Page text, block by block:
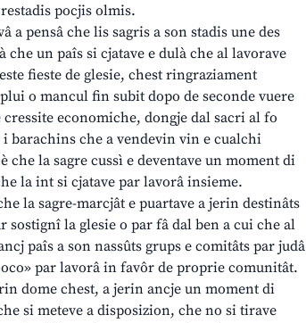
pocjis olmis.
a pensâ che lis sagris a son stadis une des
un paîs si cjatave e dulà che al lavorave
fieste de glesie, chest ringraziament
o mancul fin subit dopo de seconde vuere
economiche, dongje dal sacri al fo
che a vendevin vin e cualchi
la sagre cussì e deventave un moment di
la int si cjatave par lavorâ insieme.
la sagre-marcjât e puartave a jerin destinâts
la glesie o par fâ dal ben a cui che al
paîs a son nassûts grups e comitâts par judâ
par lavorâ in favôr de proprie comunitât.
dome chest, a jerin ancje un moment di
si meteve a disposizion, che no si tirave